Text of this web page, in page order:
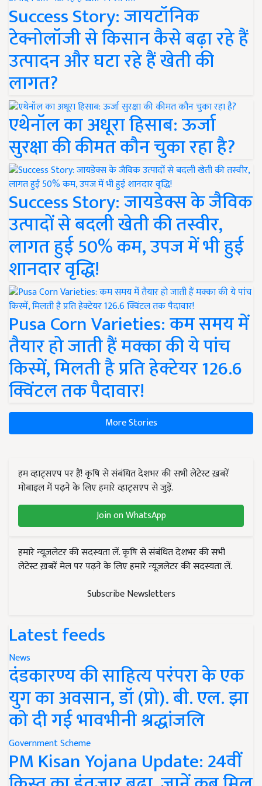
Success Story: जायटॉनिक
टेक्नोलॉजी से किसान कैसे बढ़ा रहे हैं
उत्पादन और घटा रहे हैं खेती की
लागत?
एथेनॉल का अधूरा हिसाब: ऊर्जा
सुरक्षा की कीमत कौन चुका रहा है?
Success Story: जायडेक्स के जैविक
उत्पादों से बदली खेती की तस्वीर,
लागत हुई 50% कम, उपज में भी हुई
शानदार वृद्धि!
Pusa Corn Varieties: कम समय में
तैयार हो जाती हैं मक्का की ये पांच
किस्में, मिलती है प्रति हेक्टेयर 126.6
क्विंटल तक पैदावार!
More Stories
हम व्हाट्सएप पर हैं! कृषि से संबंधित देशभर की सभी लेटेस्ट ख़बरें
मोबाइल में पढ़ने के लिए हमारे व्हाट्सएप से जुड़ें.
Join on WhatsApp
हमारे न्यूज़लेटर की सदस्यता लें. कृषि से संबंधित देशभर की सभी
लेटेस्ट ख़बरें मेल पर पढ़ने के लिए हमारे न्यूज़लेटर की सदस्यता लें.
Subscribe Newsletters
Latest feeds
News
दंडकारण्य की साहित्य परंपरा के एक
युग का अवसान, डॉ (प्रो). बी. एल. झा
को दी गई भावभीनी श्रद्धांजलि
Government Scheme
PM Kisan Yojana Update: 24वीं